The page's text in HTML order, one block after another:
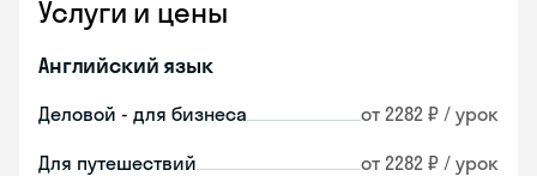
Услуги и цены
Английский язык
Деловой - для бизнеса от 2282 ₽ / урок
Для путешествий от 2282 ₽ / урок